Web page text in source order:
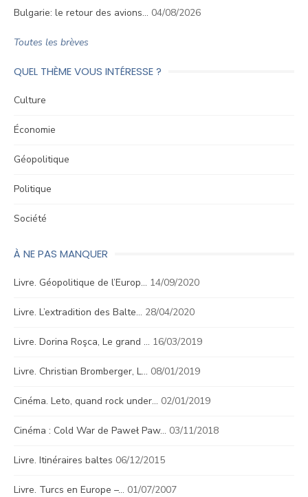
Bulgarie: le retour des avions… 04/08/2026
Toutes les brèves
QUEL THÈME VOUS INTÉRESSE ?
Culture
Économie
Géopolitique
Politique
Société
À NE PAS MANQUER
Livre. Géopolitique de l’Europ… 14/09/2020
Livre. L’extradition des Balte… 28/04/2020
Livre. Dorina Roşca, Le grand … 16/03/2019
Livre. Christian Bromberger, L… 08/01/2019
Cinéma. Leto, quand rock under… 02/01/2019
Cinéma : Cold War de Paweł Paw… 03/11/2018
Livre. Itinéraires baltes 06/12/2015
Livre. Turcs en Europe –… 01/07/2007